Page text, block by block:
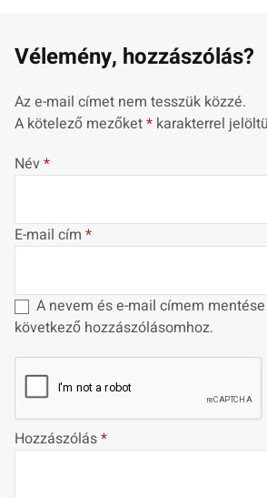
Vélemény, hozzászólás?
Az e-mail címet nem tesszük közzé.
A kötelező mezőket* karakterrel
Név*
E-mail cím *
A nevem és e-mail címem
következő hozzászólásomhoz.
Hozzászólás*